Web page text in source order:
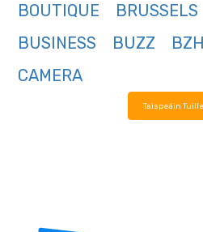
BOUTIQUE
BRUSSELS
BUSINESS
BUZZ BZH
CAMERA
Taispeáin